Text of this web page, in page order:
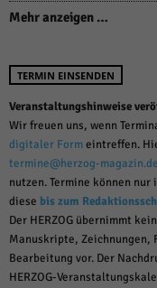
Mehr anzeigen …
TERMIN EINSENDEN
Veranstaltungshinweise
Wir freuen uns, wenn
digitaler Formeintreffen.
termine@herzog-magazin.de
nutzen. Termine können
diese bis zum
Der HERZOG übernimmt
Manuskripte, Zeichnungen,
Bearbeitung vor. Der
HERZOG-